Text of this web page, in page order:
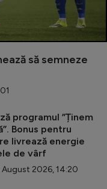
să semneze
programul ”Ținem
Bonus pentru
livrează energie
de vârf
2026, 14:20